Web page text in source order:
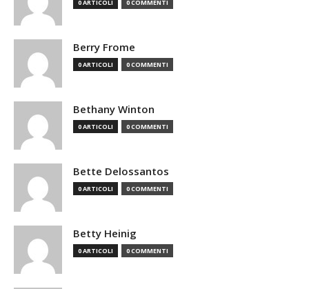
0 ARTICOLI 0 COMMENTI
Berry Frome
0 ARTICOLI 0 COMMENTI
Bethany Winton
0 ARTICOLI 0 COMMENTI
Bette Delossantos
0 ARTICOLI 0 COMMENTI
Betty Heinig
0 ARTICOLI 0 COMMENTI